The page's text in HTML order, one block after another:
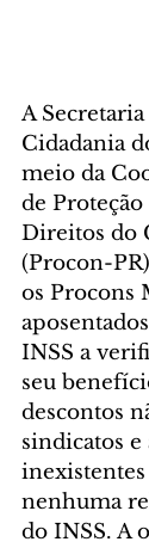
A Secretaria
Cidadania
meio da
de Proteção
Direitos do
(Procon-
os Procons
INSS a
seu
descontos
sindicatos e
nenhuma
do INSS. A